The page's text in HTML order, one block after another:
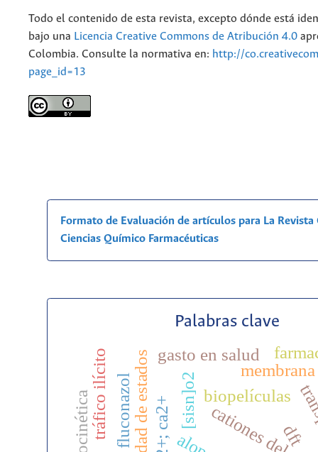
Todo el contenido de esta revista, excepto dónde está
bajo una Licencia Creative Commons de Atribución 4.0
Colombia. Consulte la normativa en: http://
page_id=13
Formato de Evaluación de artículos para La
Ciencias Químico Farmacéuticas
Palabras clave
[sisn]o2
densidad de estados gasto en salud
dft
fluconazol biopelículas
tráfico ilícito